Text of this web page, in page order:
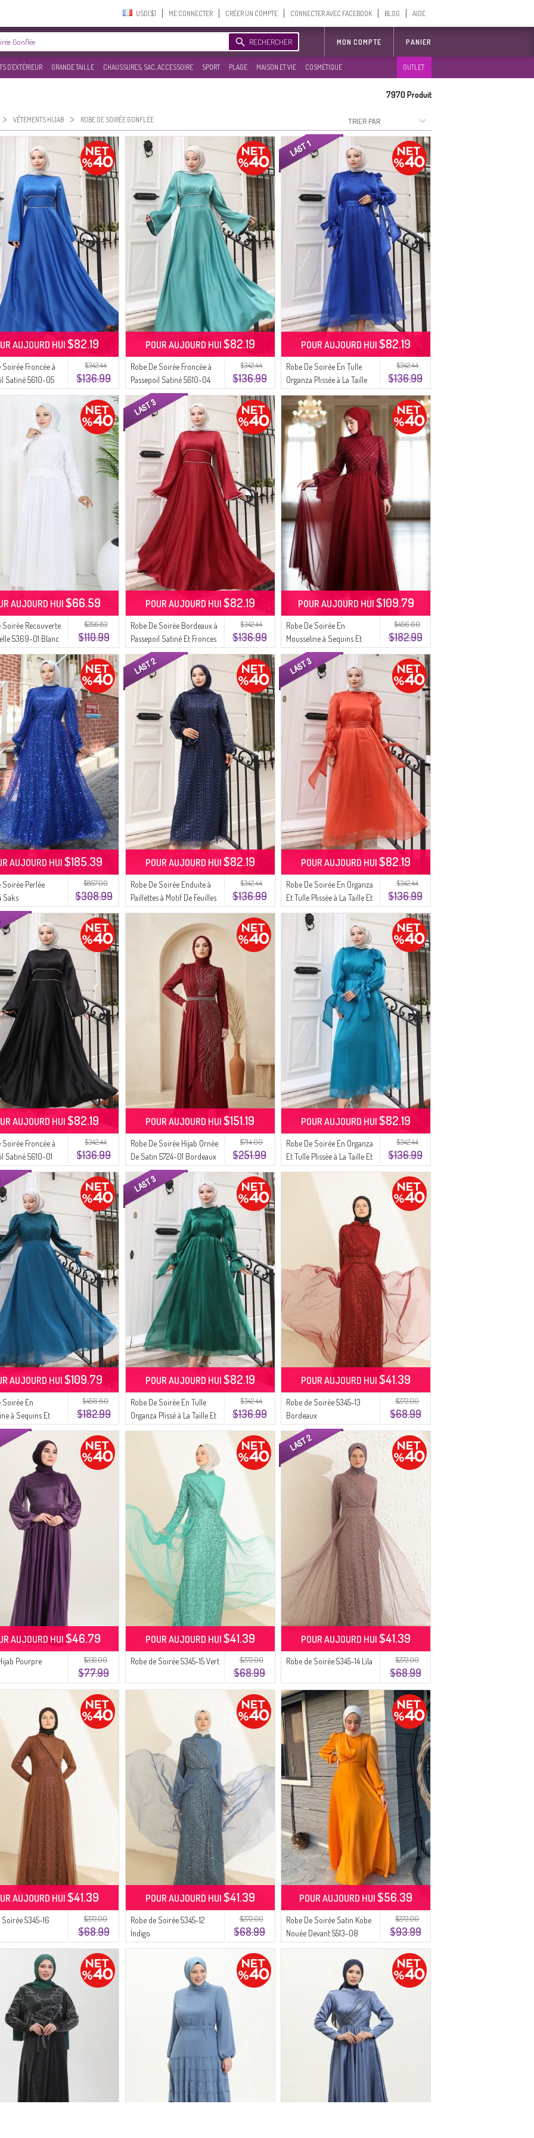
USD($)‎ ME CONNECTER CRÉER UN COMPTE CONNECTER AVEC FACEBOOK BLOG AIDE
RECHERCHER MON COMPTE PANIER
D'EXTÉRIEUR GRANDE TAILLE CHAUSSURES, SAC, ACCESSOIRE SPORT PLAGE MAISON ET VIE COSMÉTIQUE OUTLET
7970Produit
> VÊTEMENTS HIJAB > ROBE DE SOIRÉE GONFLÉE
$342.44
$136.99
Soirée Froncée à
Satiné 5610-05
AUJOURD HUI$82.19
$342.44
$136.99
Robe De Soirée Froncée à
Passepoil Satiné 5610-04
Vert Amande
POUR AUJOURD HUI $82.19
$342.44
$136.99
Robe De Soirée En Tulle
Organza Plissée à La Taille
Et Ceinture 5611-06 Saks
POUR AUJOURD HUI$82.19
$256.83
$110.99
Soirée Recouverte
5369-01 Blanc
AUJOURD HUI$66.59
$342.44
$136.99
Robe De Soirée Bordeaux à
Passepoil Satiné Et Fronces
Référence 5610-02
POUR AUJOURD HUI $82.19
$456.60
$182.99
Robe De Soirée En
Mousseline à Sequins Et
Ceinture 5617-05 Bordeaux
POUR AUJOURD HUI $109.79
$857.00
$308.99
Soirée Perlée
Saks
AUJOURD HUI $185.39
$342.44
$136.99
Robe De Soirée Enduite à
Paillettes à Motif De Feuilles
5612-03 Bleu Marine
POUR AUJOURD HUI $82.19
$342.44
$136.99
Robe De Soirée En Organza
Et Tulle Plissée à La Taille Et
Ceinturée Référence 5611-
04 Orange
POUR AUJOURD HUI$82.19
$342.44
$136.99
Soirée Froncée à
Satiné 5610-01
AUJOURD HUI$82.19
$714.00
$251.99
Robe De Soirée Hijab Ornée
De Satin 5724-01 Bordeaux
POUR AUJOURD HUI$151.19
$342.44
$136.99
Robe De Soirée En Organza
Et Tulle Plissée à La Taille Et
Ceinturée Référence 5611-
POUR AUJOURD HUI$82.19
$456.60
$182.99
Soirée En
à Sequins Et
5617-01 Bleu
AUJOURD HUI $109.79
$342.44
$136.99
Robe De Soirée En Tulle
Organza Plissé à La Taille Et
Ceinture 5611-02 Vert
POUR AUJOURD HUI $82.19
$272.00
$68.99
Robe de Soirée 5345-13
Bordeaux
POUR AUJOURD HUI$41.39
$232.00
$77.99
Pourpre
AUJOURD HUI$46.79
$272.00
$68.99
Robe de Soirée 5345-15 Vert
POUR AUJOURD HUI $41.39
$272.00
$68.99
Robe de Soirée 5345-14 Lila
POUR AUJOURD HUI$41.39
$272.00
$68.99
Soirée 5345-16
AUJOURD HUI$41.39
$272.00
$68.99
Robe de Soirée 5345-12
İndigo
POUR AUJOURD HUI $41.39
$272.00
$93.99
Robe De Soirée Satin Kobe
Nouée Devant 5513-08
Jaune
POUR AUJOURD HUI$56.39